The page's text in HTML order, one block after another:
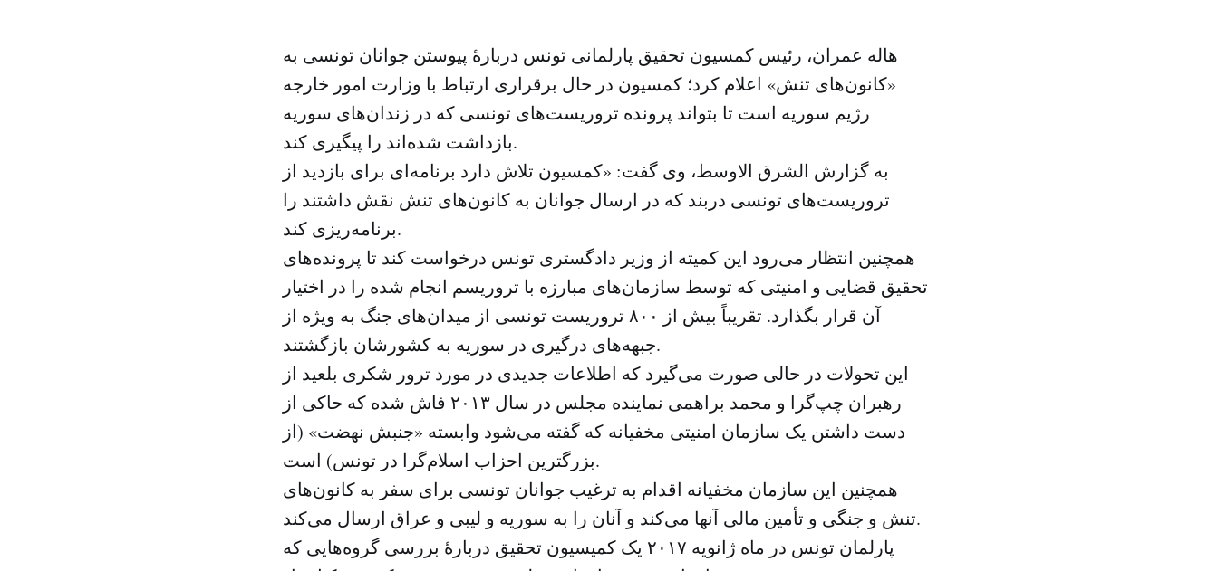
هاله عمران، رئیس کمسیون تحقیق پارلمانی تونس دربارهٔ پیوستن جوانان تونسی به
«کانون‌های تنش» اعلام کرد؛ کمسیون در حال برقراری ارتباط با وزارت امور خارجه
رژیم سوریه است تا بتواند پرونده تروریست‌های تونسی که در زندان‌های سوریه
بازداشت شده‌اند را پیگیری کند.
به گزارش الشرق الاوسط، وی گفت: «کمسیون تلاش دارد برنامه‌ای برای بازدید از
تروریست‌های تونسی دربند که در ارسال جوانان به کانون‌های تنش نقش داشتند را
برنامه‌ریزی کند.
همچنین انتظار می‌رود این کمیته از وزیر دادگستری تونس درخواست کند تا پرونده‌های
تحقیق قضایی و امنیتی که توسط سازمان‌های مبارزه با تروریسم انجام شده را در اختیار
آن قرار بگذارد. تقریباً بیش از ۸۰۰ تروریست تونسی از میدان‌های جنگ به ویژه از
جبهه‌های درگیری در سوریه به کشورشان بازگشتند.
این تحولات در حالی صورت می‌گیرد که اطلاعات جدیدی در مورد ترور شکری بلعید از
رهبران چپ‌گرا و محمد براهمی نماینده مجلس در سال ۲۰۱۳ فاش شده‌ که حاکی از
دست داشتن یک سازمان امنیتی مخفیانه که گفته می‌شود وابسته «جنبش نهضت» (از
بزرگترین احزاب اسلام‌گرا در تونس) است.
همچنین این سازمان مخفیانه اقدام به ترغیب جوانان تونسی برای سفر به کانون‌های
تنش و جنگی و تأمین مالی آنها می‌کند و آنان را به سوریه و لیبی و عراق ارسال می‌کند.
پارلمان تونس در ماه ژانویه ۲۰۱۷ یک کمیسیون تحقیق دربارهٔ بررسی گروه‌هایی که